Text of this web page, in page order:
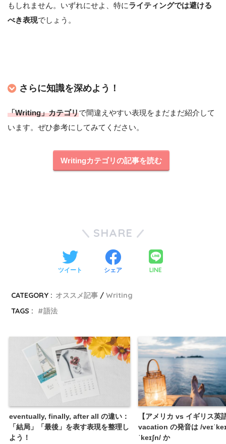
もしれません。いずれにせよ、特にライティングでは避ける
べき表現でしょう。
さらに知識を深めよう！
「Writing」カテゴリで間違えやすい表現をまだまだ紹介して
います。ぜひ参考にしてみてください。
Writingカテゴリの記事を読む
SHARE
ツイート シェア LINE
CATEGORY : オススメ記事
Writing
TAGS :
語法
eventually, finally, after all の違い：
「結局」「最後」を表す表現を整理し
よう！
【アメリカ vs イギリス英
vacation の発音は /
ˈkeɪʃn/ か